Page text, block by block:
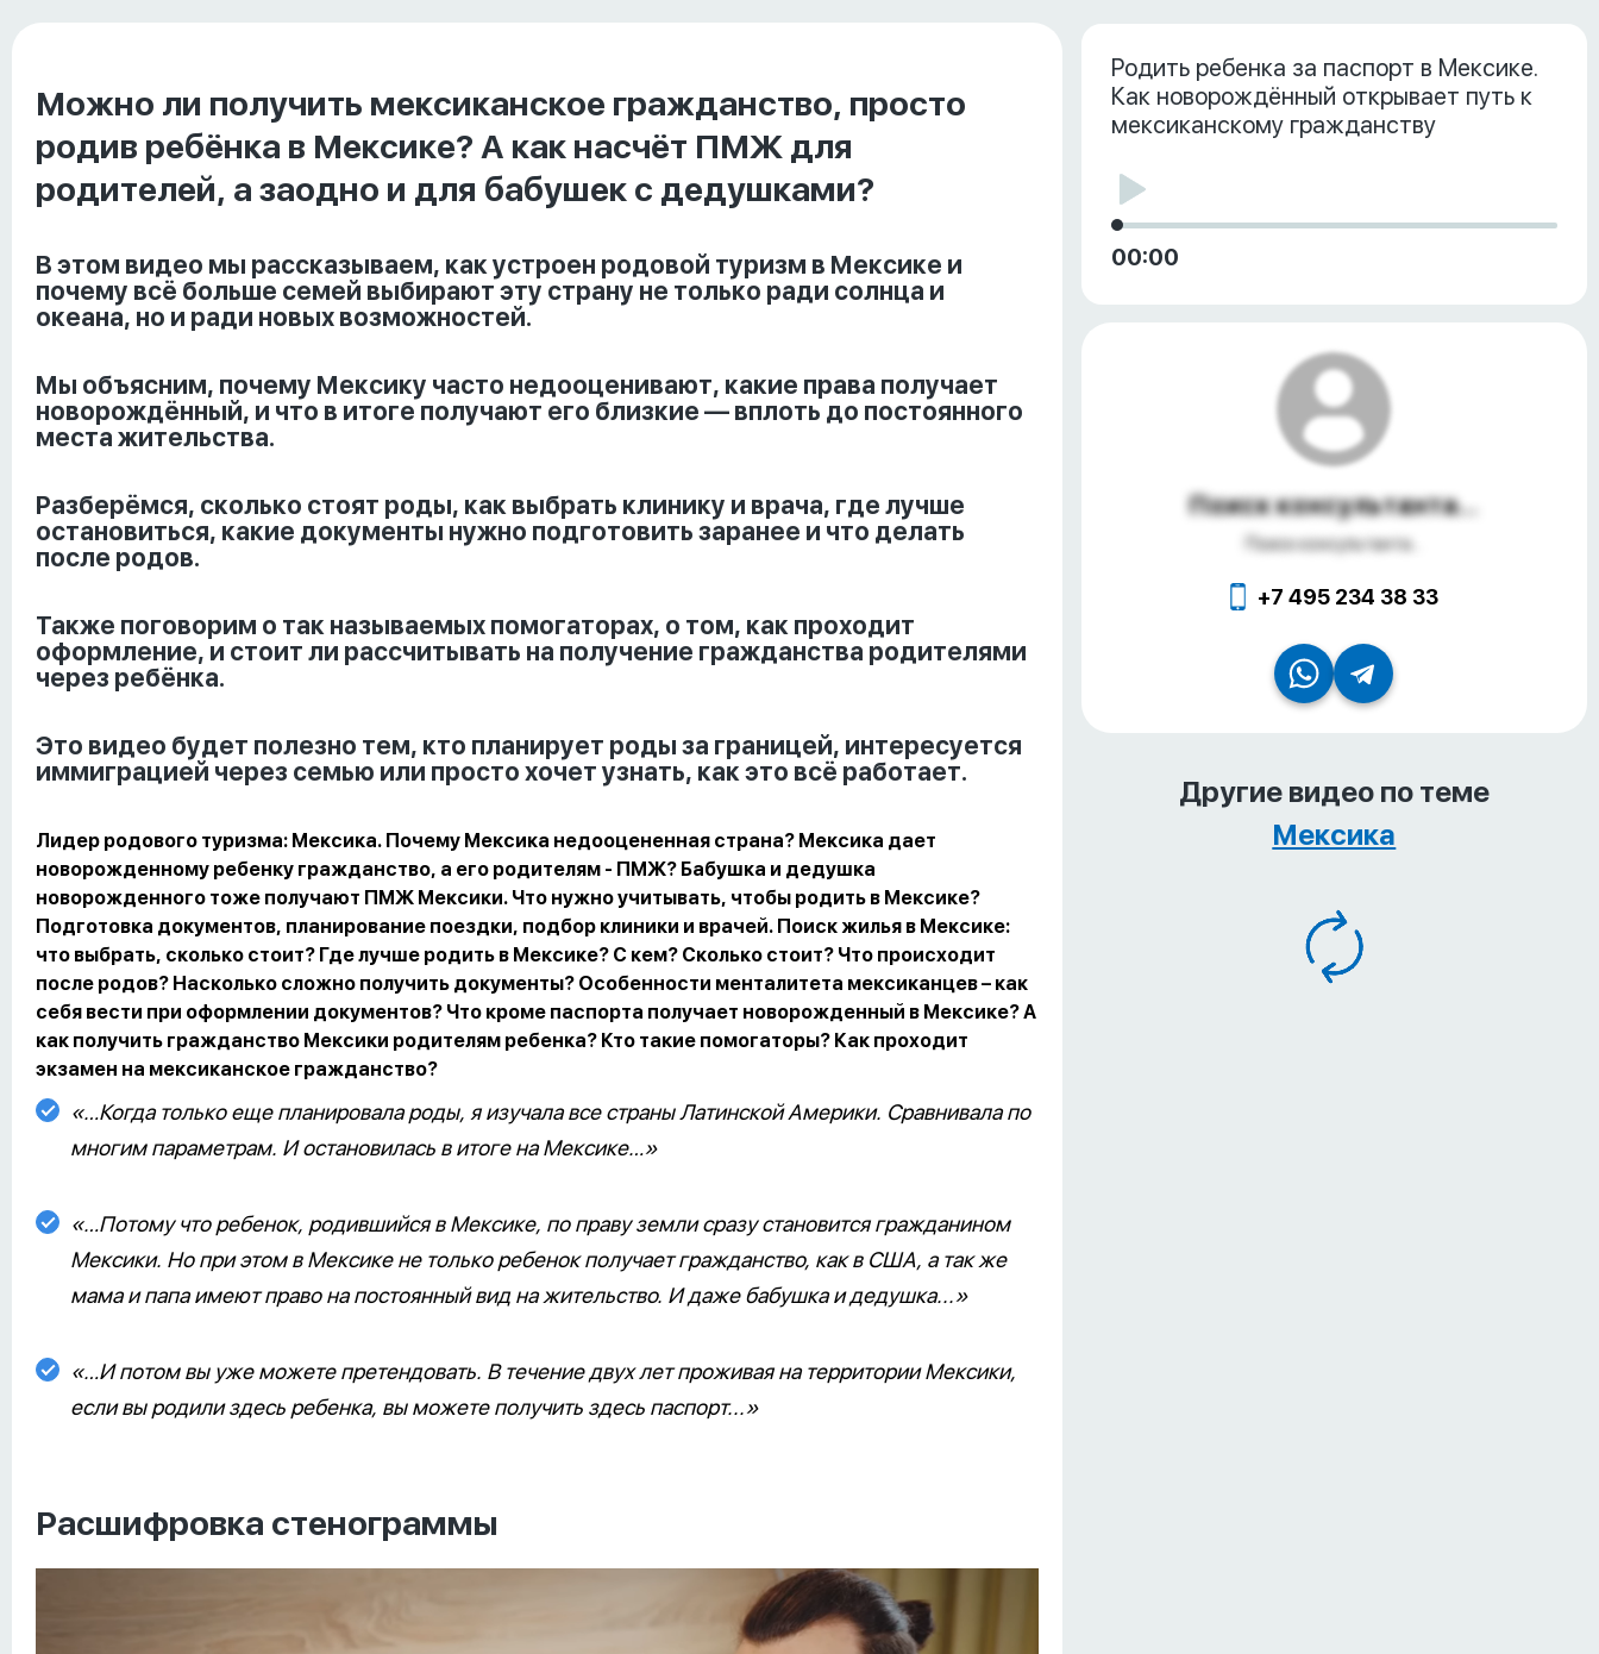
Можно ли получить мексиканское гражданство, просто
родив ребёнка в Мексике? А как насчёт ПМЖ для
родителей, а заодно и для бабушек с дедушками?
В этом видео мы рассказываем, как устроен родовой туризм в Мексике и
почему всё больше семей выбирают эту страну не только ради солнца и
океана, но и ради новых возможностей.
Мы объясним, почему Мексику часто недооценивают, какие права получает
новорождённый, и что в итоге получают его близкие — вплоть до постоянного
места жительства.
Разберёмся, сколько стоят роды, как выбрать клинику и врача, где лучше
остановиться, какие документы нужно подготовить заранее и что делать
после родов.
Также поговорим о так называемых помогаторах, о том, как проходит
оформление, и стоит ли рассчитывать на получение гражданства родителями
через ребёнка.
Это видео будет полезно тем, кто планирует роды за границей, интересуется
иммиграцией через семью или просто хочет узнать, как это всё работает.
Лидер родового туризма: Мексика. Почему Мексика недооцененная страна? Мексика дает
новорожденному ребенку гражданство, а его родителям - ПМЖ? Бабушка и дедушка
новорожденного тоже получают ПМЖ Мексики. Что нужно учитывать, чтобы родить в Мексике?
Подготовка документов, планирование поездки, подбор клиники и врачей. Поиск жилья в Мексике:
что выбрать, сколько стоит? Где лучше родить в Мексике? С кем? Сколько стоит? Что происходит
после родов? Насколько сложно получить документы? Особенности менталитета мексиканцев – как
себя вести при оформлении документов? Что кроме паспорта получает новорожденный в Мексике? А
как получить гражданство Мексики родителям ребенка? Кто такие помогаторы? Как проходит
экзамен на мексиканское гражданство?
«…Когда только еще планировала роды, я изучала все страны Латинской Америки. Сравнивала по
многим параметрам. И остановилась в итоге на Мексике…»
«…Потому что ребенок, родившийся в Мексике, по праву земли сразу становится гражданином
Мексики. Но при этом в Мексике не только ребенок получает гражданство, как в США, а так же
мама и папа имеют право на постоянный вид на жительство. И даже бабушка и дедушка...»
«…И потом вы уже можете претендовать. В течение двух лет проживая на территории Мексики,
если вы родили здесь ребенка, вы можете получить здесь паспорт...»
Расшифровка стенограммы
Родить ребенка за паспорт в Мексике.
Как новорождённый открывает путь к
мексиканскому гражданству
00:00
Поиск консультанта...
Поиск консультанта...
+7 495 234 38 33
Другие видео по теме
Мексика